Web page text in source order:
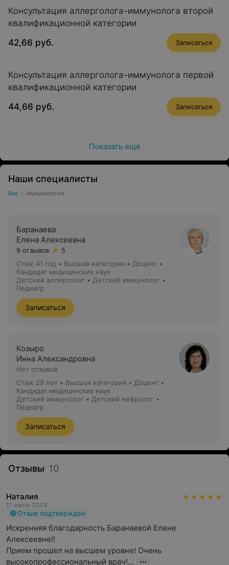
Консультация аллерголога-иммунолога второй
квалификационной категории
42,66 руб.
Записаться
Консультация аллерголога-иммунолога первой
квалификационной категории
44,66 руб.
Записаться
Показать ещё
Наши специалисты
Все / Иммунология
Баранаева
Елена Алексеевна
9 отзывов
5
Стаж 41 год • Высшая категория • Доцент •
Кандидат медицинских наук
Детский аллерголог • Детский иммунолог •
Педиатр
Записаться
Козыро
Инна Александровна
Нет отзывов
Стаж 29 лет • Высшая категория • Доцент •
Кандидат медицинских наук
Детский иммунолог • Детский нефролог •
Педиатр
Записаться
Отзывы 10
Наталия
11 июня 2026
Отзыв подтвержден
Искренняя благодарность Баранаевой Елене
Алексеевне!!
‎Прием прошел на высшем уровне! Очень
высокопрофессиональный врач!...